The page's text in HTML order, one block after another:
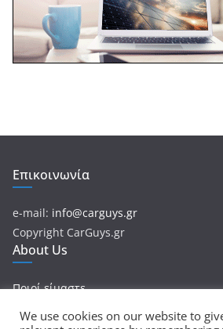
Επικοινωνία
e-mail: info@carguys.gr
Copyright CarGuys.gr
About Us
Ποιοί είμαστε
We use cookies on our website to